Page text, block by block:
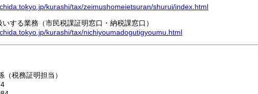
kurashi/tax/zeimushomeietsuran/shurui/index.html
する業務（市民税課証明窓口・納税課窓口）
kurashi/tax/nichiyoumadogutigyoumu.html
税務証明担当）